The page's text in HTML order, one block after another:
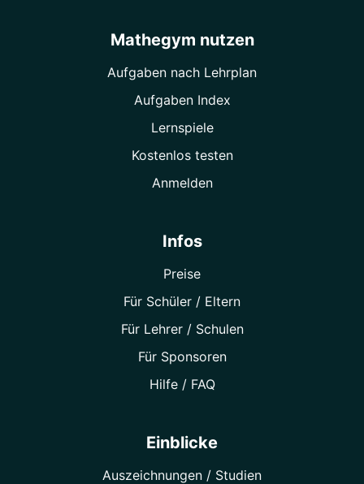
Mathegym nutzen
Aufgaben nach Lehrplan
Aufgaben Index
Lernspiele
Kostenlos testen
Anmelden
Infos
Preise
Für Schüler / Eltern
Für Lehrer / Schulen
Für Sponsoren
Hilfe / FAQ
Einblicke
Auszeichnungen / Studien